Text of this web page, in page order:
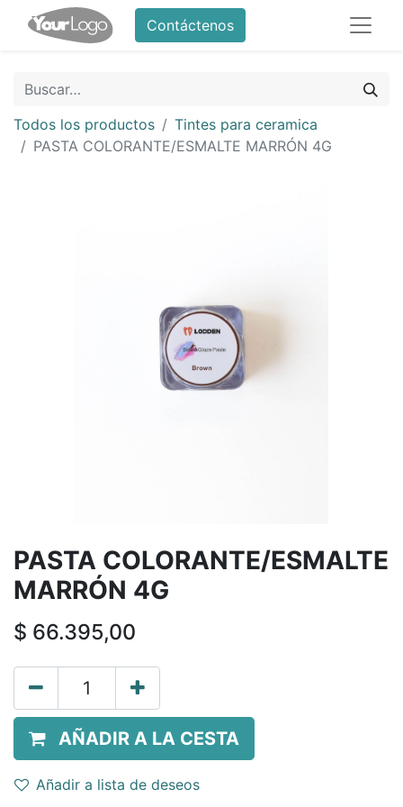
Contáctenos
Todos los productos
Tintes para ceramica
PASTA COLORANTE/ESMALTE MARRÓN 4G
PASTA COLORANTE/ESMALTE
MARRÓN 4G
$ 66.395,00
AÑADIR A LA CESTA
Añadir a lista de deseos